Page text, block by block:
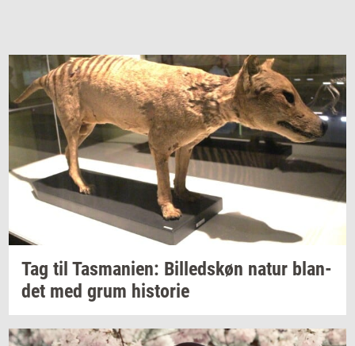
Tag til Tas­ma­ni­en: Bil­leds­køn natur blan­
det med grum hi­sto­rie